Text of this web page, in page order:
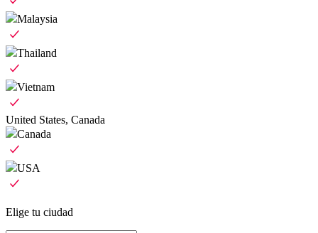
Malaysia
Thailand
Vietnam
United States, Canada
Canada
USA
Elige tu ciudad